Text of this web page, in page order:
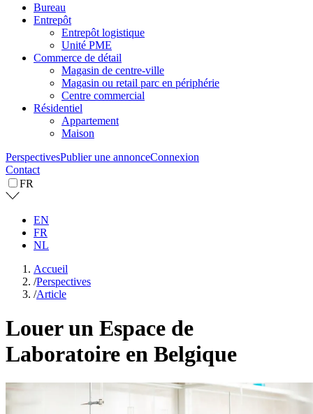
Bureau
Entrepôt
Entrepôt logistique
Unité PME
Commerce de détail
Magasin de centre-ville
Magasin ou retail parc en périphérie
Centre commercial
Résidentiel
Appartement
Maison
PerspectivesPublier une annonceConnexion
Contact
FR
EN
FR
NL
Accueil
/Perspectives
/Article
Louer un Espace de
Laboratoire en Belgique